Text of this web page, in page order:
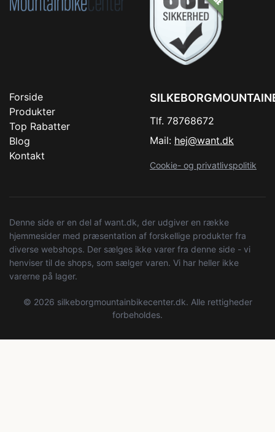
Forside
Produkter
Top Rabatter
Blog
Kontakt
Tlf. 78768672
Mail: hej@want.dk
Cookie- og privatlivspolitik
Denne side er en del af want.dk, der udgiver en række
hjemmesider med præsentation af forskellige produkter fra
diverse webshops. Der sælges ikke varer fra denne side - vi
henviser til de shops, som sælger varen. Vi har heller ikke
varerne på lager.
© 2026 silkeborgmountainbikecenter.dk. Alle rettigheder
forbeholdes.